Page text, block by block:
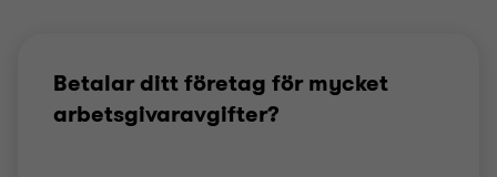
Betalar ditt företag för mycket
arbetsgivaravgifter?